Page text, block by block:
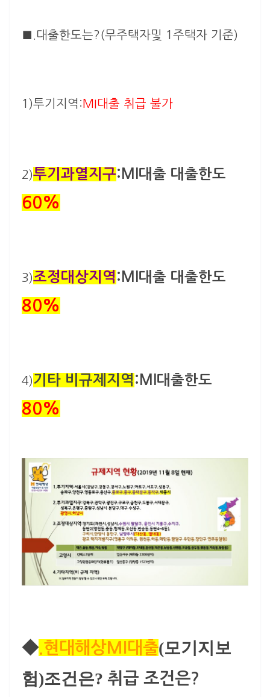
■. 대출한도는?(무주택자및 1주택자 기준)
1)투기지역: MI대출 취급 불가
2)투기과열지구:MI대출 대출한도
60%
3)조정대상지역 :MI대출 대출한도
80%
4)기타 비규제지역 :MI 대출한도
80%
◆ .현대해상MI대출(모기지보
험)조건은? 취급 조건은?